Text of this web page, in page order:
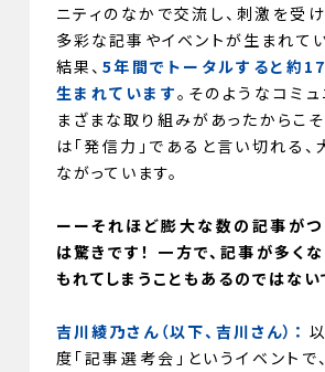
ニティのなかで交流し、刺激を受け
多彩な記事やイベントが生まれて
結果、 5年間でトータルすると約
生まれています。そのようなコミ
まざまな取り組みがあったからこ
は「発信力」であると言い切れる
ながっています。
ーーそれほど膨大な数の記事がつ
は驚きです！ 一方で、記事が多く
もれてしまうこともあるのではない
吉川綾乃さん（以下、吉川さん）：
度「記事選考会」というイベントで